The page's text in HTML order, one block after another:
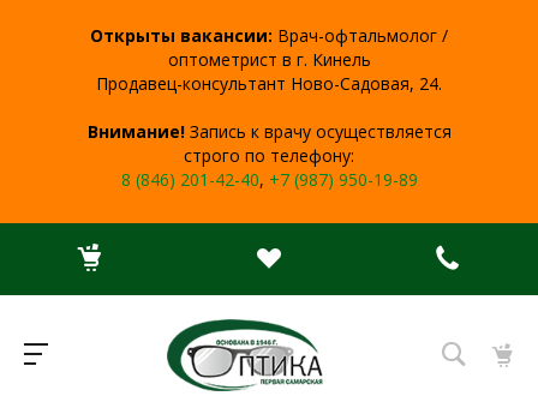
Открыты вакансии: Врач-офтальмолог /
оптометрист в г. Кинель
Продавец-консультант Ново-Садовая, 24.
Внимание!Запись к врачу осуществляется
строго по телефону:
8 (846) 201-42-40, +7 (987) 950-19-89